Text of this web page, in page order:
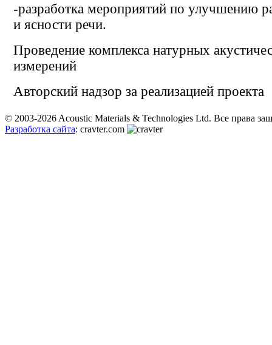
-разработка мероприятий по улучшению
и ясности речи.
Проведение комплекса натурных
измерений
Авторский надзор за реализацией проекта
© 2003-2026 Acoustic Materials & Technologies Ltd. Все права
Разработка сайта: cravter.com